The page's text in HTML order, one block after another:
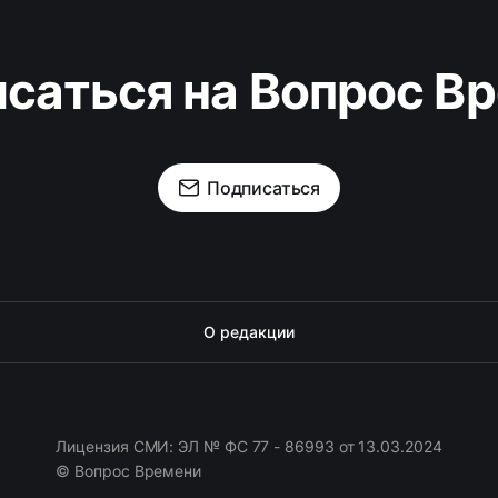
на Вопрос
Подписаться
О редакции
Лицензия СМИ: ЭЛ № ФС 77 - 86993 от 13.03.2024
© Вопрос Времени